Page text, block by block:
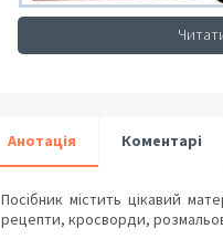
Анотація Коментарі
Посібник містить цікавий
рецепти, кросворди,